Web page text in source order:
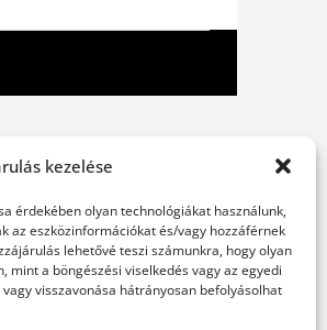
kezelése
érdekében olyan technológiákat használunk,
az eszközinformációkat és/vagy hozzáférnek
lehetővé teszi számunkra, hogy olyan
mint a böngészési viselkedés vagy az egyedi
visszavonása hátrányosan befolyásolhat